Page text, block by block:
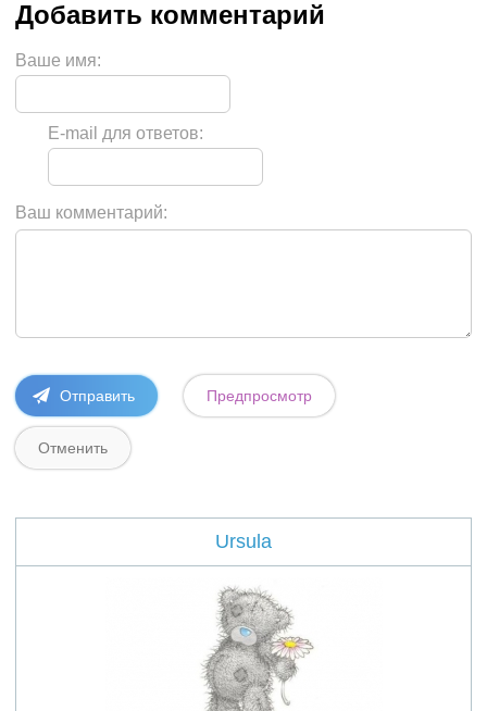
Ваше имя:
E-mail для ответов:
Ваш комментарий:
Ursula